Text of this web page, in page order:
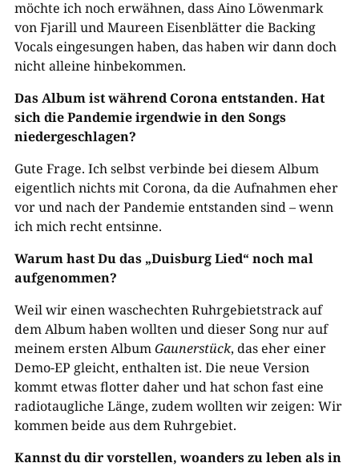
möchte ich noch erwähnen, dass Aino Löwenmark
von Fjarill und Maureen Eisenblätter die Backing
Vocals eingesungen haben, das haben wir dann doch
nicht alleine hinbekommen.
Das Album ist während Corona entstanden. Hat
sich die Pandemie irgendwie in den Songs
niedergeschlagen?
Gute Frage. Ich selbst verbinde bei diesem Album
eigentlich nichts mit Corona, da die Aufnahmen eher
vor und nach der Pandemie entstanden sind – wenn
ich mich recht entsinne.
Warum hast Du das „Duisburg Lied“ noch mal
aufgenommen?
Weil wir einen waschechten Ruhrgebietstrack auf
dem Album haben wollten und dieser Song nur auf
meinem ersten AlbumGaunerstück, das eher einer
Demo-EP gleicht, enthalten ist. Die neue Version
kommt etwas flotter daher und hat schon fast eine
radiotaugliche Länge, zudem wollten wir zeigen: Wir
kommen beide aus dem Ruhrgebiet.
Kannst du dir vorstellen, woanders zu leben als in